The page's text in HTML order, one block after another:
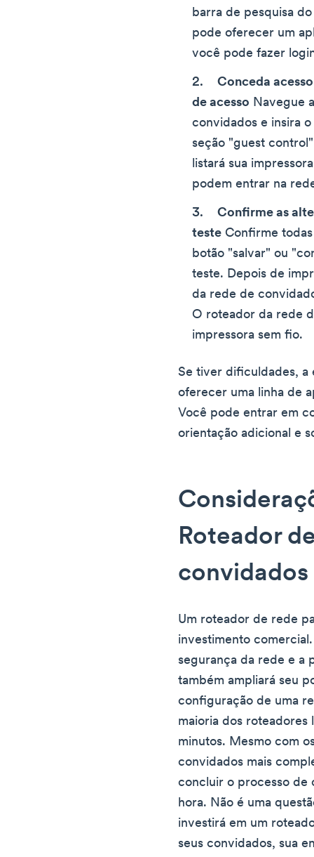
barra de pesquisa
pode oferecer um
você pode fazer
Conceda
de acesso Navegue
convidados e insira
seção "guest
listará sua
podem entrar na
Confirme as
teste Confirme
botão "salvar" ou
teste. Depois de
da rede de
O roteador da rede
impressora sem fio.
Se tiver dificuldades, a
oferecer uma linha de
Você pode entrar em
orientação adicional e
Roteador
convidados
Um roteador de rede
investimento
segurança da rede e a
também ampliará seu
configuração de uma
maioria dos roteadores
minutos. Mesmo com
convidados mais
concluir o processo de
hora. Não é uma
investirá em um
seus convidados, sua